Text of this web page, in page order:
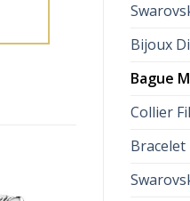
Bijoux
Bague
Collier
Bracelet